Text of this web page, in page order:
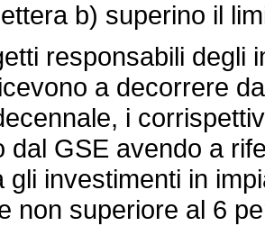
b) superino il
responsabili degli
a decorrere
i
dal GSE avendo a
gli investimenti in
non superiore al 6